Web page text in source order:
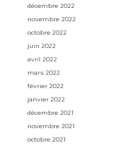
décembre 2022
novembre 2022
octobre 2022
juin 2022
avril 2022
mars 2022
février 2022
janvier 2022
décembre 2021
novembre 2021
octobre 2021